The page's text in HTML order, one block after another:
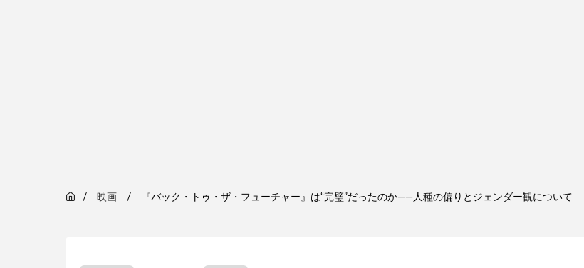
映画 『バック・トゥ・ザ・フューチャー』は“完璧”だったのか——人種の偏りとジェンダー観について